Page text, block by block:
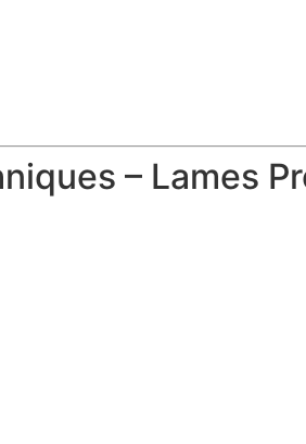
– Lames